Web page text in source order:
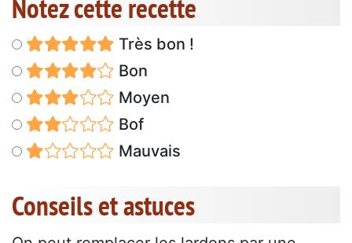
Notez cette recette
Très bon !
Bon
Moyen
Bof
Mauvais
Conseils et astuces